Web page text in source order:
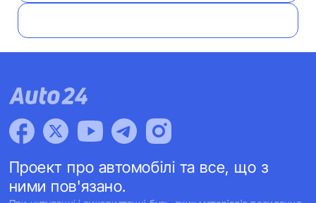
Проект про автомобілі та все, що з
ними пов'язано.